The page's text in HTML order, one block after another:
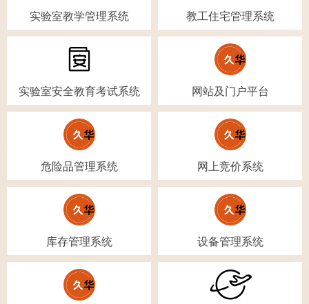
实验室教学管理系统 教工住宅管理系统
实验室安全教育考试系统 网站及门户平台
危险品管理系统 网上竞价系统
库存管理系统 设备管理系统